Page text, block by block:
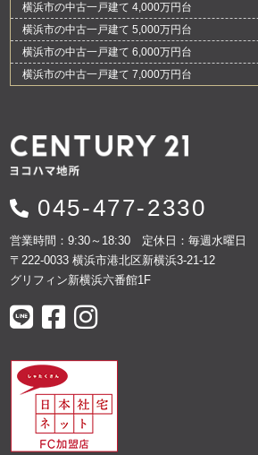
横浜市の中古一戸建て 4,000万円台
横浜市の中古一戸建て 5,000万円台
横浜市の中古一戸建て 6,000万円台
横浜市の中古一戸建て 7,000万円台
045-477-2330
営業時間：9:30～18:30 定休日：毎週水曜日
〒222-0033 横浜市港北区新横浜3-21-12
グリフィン新横浜六番館1F